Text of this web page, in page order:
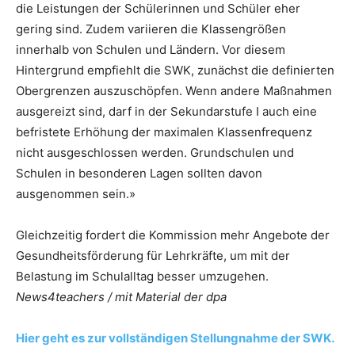
die Leistungen der Schülerinnen und Schüler eher
gering sind. Zudem variieren die Klassengrößen
innerhalb von Schulen und Ländern. Vor diesem
Hintergrund empfiehlt die SWK, zunächst die definierten
Obergrenzen auszuschöpfen. Wenn andere Maßnahmen
ausgereizt sind, darf in der Sekundarstufe I auch eine
befristete Erhöhung der maximalen Klassenfrequenz
nicht ausgeschlossen werden. Grundschulen und
Schulen in besonderen Lagen sollten davon
ausgenommen sein.»
Gleichzeitig fordert die Kommission mehr Angebote der
Gesundheitsförderung für Lehrkräfte, um mit der
Belastung im Schulalltag besser umzugehen.
News4teachers / mit Material der dpa
Hier geht es zur vollständigen Stellungnahme der SWK.